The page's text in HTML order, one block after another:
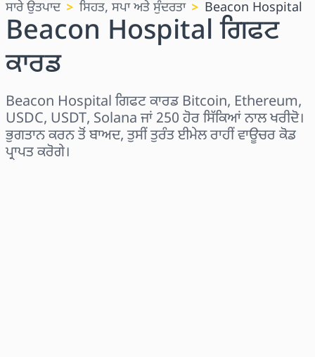
ਸਾਰੇ ਉਤਪਾਦ ਸਿਹਤ, ਸਪਾ ਅਤੇ ਸੁੰਦਰਤਾ Beacon Hospital
Beacon Hospital ਗਿਫਟ
ਕਾਰਡ
Beacon Hospital ਗਿਫਟ ਕਾਰਡ Bitcoin, Ethereum,
USDC, USDT, Solana ਜਾਂ 250 ਹੋਰ ਸਿੱਕਿਆਂ ਨਾਲ ਖਰੀਦੋ।
ਭੁਗਤਾਨ ਕਰਨ ਤੋਂ ਬਾਅਦ, ਤੁਸੀਂ ਤੁਰੰਤ ਈਮੇਲ ਰਾਹੀਂ ਵਾਊਚਰ ਕੋਡ
ਪ੍ਰਾਪਤ ਕਰੋਗੇ।